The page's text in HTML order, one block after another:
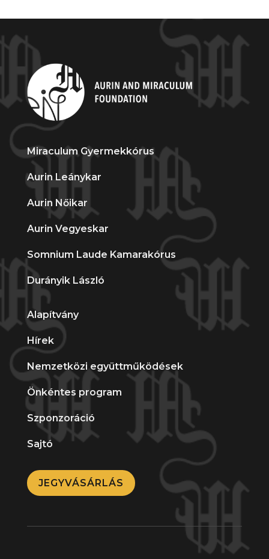
Miraculum Gyermekkórus
Aurin Leánykar
Aurin Nőikar
Aurin Vegyeskar
Somnium Laude Kamarakórus
Durányik László
Alapítvány
Hírek
Nemzetközi együttműködések
Önkéntes program
Szponzoráció
Sajtó
JEGYVÁSÁRLÁS